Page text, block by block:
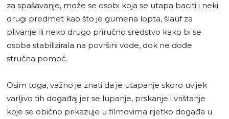
za spašavanje, može se osobi koja se utapa baciti i neki
drugi predmet kao što je gumena lopta, šlauf za
plivanje ili neko drugo priručno sredstvo kako bi se
osoba stabilizirala na površini vode, dok ne dođe
stručna pomoć.
Osim toga, važno je znati da je utapanje skoro uvijek
varljivo tih događaj jer se lupanje, prskanje i vrištanje
koje se obično prikazuje u filmovima rijetko događa u